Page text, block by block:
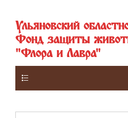
Ульяновский
Фонд защиты
"Флора и Лавра"